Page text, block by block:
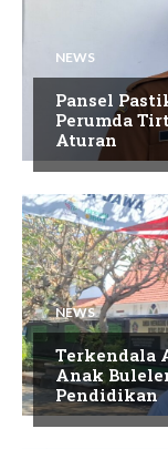
NEWS
Pansel
Perumda
Aturan
NEWS
Terkendala
Anak
Pendidikan